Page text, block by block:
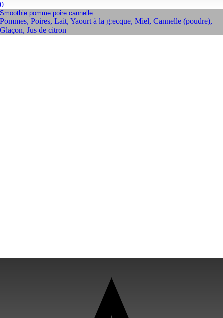
0
Smoothie pomme poire cannelle
Pommes, Poires, Lait, Yaourt à la grecque, Miel, Cannelle (poudre),
Glaçon, Jus de citron